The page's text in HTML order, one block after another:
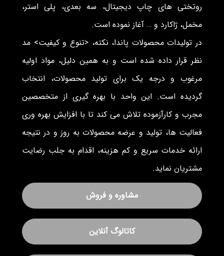
روتختی های چاپ دیجیتال، سه بعدی، پلی استر،
مخمل، ژاکارد و … آغاز نموده است.
در تولیدات محصولات پاندا، نکته، <تنوع و کیفیت> مد
نظر قرار داده شده است و به همین دلیل، مواد اولیه
مرغوب و درجه یک برای تولید محصولات، انتخاب
گردیده است. این واحد با بهره گیری از متخصصین
مجرب و کارآزموده تلاش می کند تا با افزایش بهره وری
فعالیت ها، تولید و عرضه محصولات به روز و در نتیجه
ارائه خدمات سریع و کم هزینه، اقدام به جلب رضایت
مشتریان نماید.
مشاوره و فروش
کاتالوگ آنلاین